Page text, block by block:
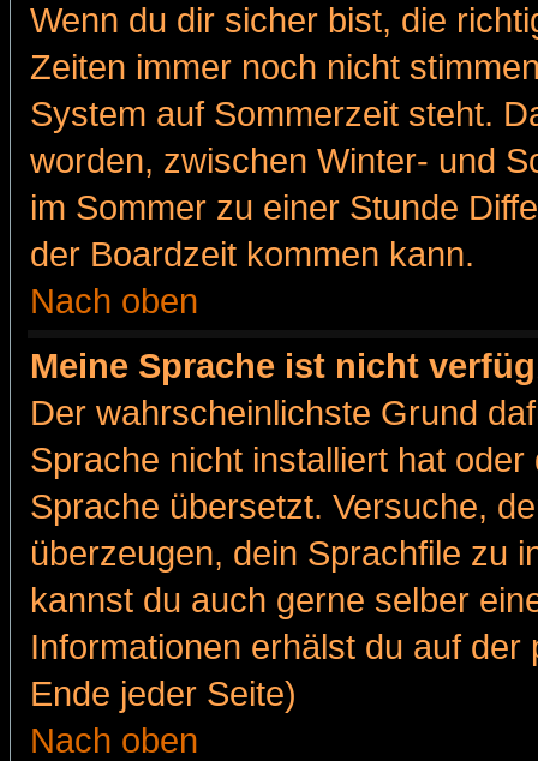
Wenn du dir sicher bist, die
Zeiten immer noch nicht
System auf Sommerzeit steht.
worden, zwischen Winter- und
im Sommer zu einer Stunde
der Boardzeit kommen kann.
Nach oben
Meine Sprache ist nicht
Der wahrscheinlichste Grund
Sprache nicht installiert hat
Sprache übersetzt. Versuche,
überzeugen, dein Sprachfile zu
kannst du auch gerne selber
Informationen erhälst du auf
Ende jeder Seite)
Nach oben